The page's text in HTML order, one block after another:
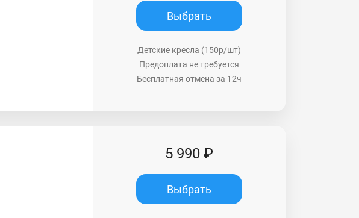
Выбрать
Детские кресла (150р/шт)
Предоплата не требуется
Бесплатная отмена за 12ч
5 990 ₽
Выбрать